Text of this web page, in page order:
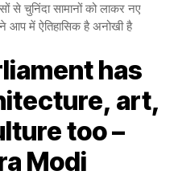
से चुनिंदा सामानों को लाकर नए
आप में ऐतिहासिक है अनोखी है
has
art,
too –
Modi